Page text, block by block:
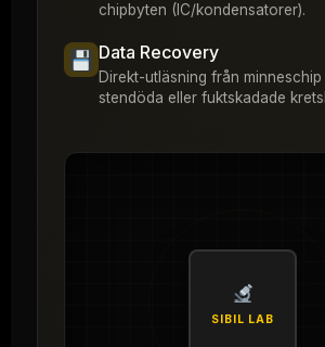
chipbyten (IC/kondensatorer).
Data Recovery
Direkt-utläsning från
stendöda eller fuktskadade
SIBIL LAB